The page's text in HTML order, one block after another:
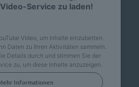
Service zu laden!
Video, um Inhalte einzubetten.
Daten zu Ihren Aktivitäten sammeln.
Details durch und stimmen Sie der
zu, um diese Inhalte anzuzeigen.
Informationen